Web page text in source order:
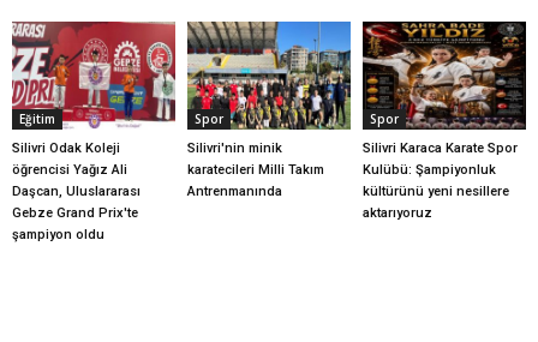
Eğitim
Silivri Odak Koleji
öğrencisi Yağız Ali
Daşcan, Uluslararası
Gebze Grand Prix'te
şampiyon oldu
Spor
Silivri'nin minik
karatecileri Milli Takım
Antrenmanında
Spor
Silivri Karaca Karate Spor
Kulübü: Şampiyonluk
kültürünü yeni nesillere
aktarıyoruz